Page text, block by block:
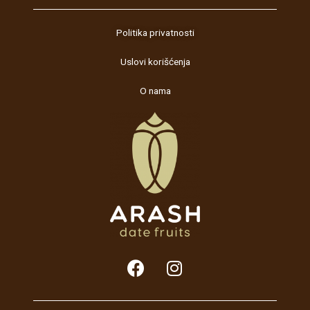
Politika privatnosti
Uslovi korišćenja
O nama
F
a
I
n